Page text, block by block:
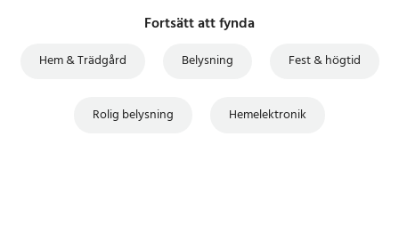
Fortsätt att fynda
Hem & Trädgård Belysning Fest & högtid
Rolig belysning Hemelektronik